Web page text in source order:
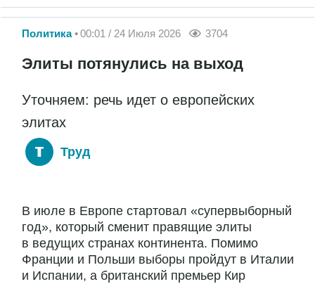
Политика 00:01 / 24 Июля 2026 3704
Элиты потянулись на выход
Уточняем: речь идет о европейских
элитах
Труд
В июле в Европе стартовал «супервыборный
год», который сменит правящие элиты
в ведущих странах континента. Помимо
Франции и Польши выборы пройдут в Италии
и Испании, а британский премьер Кир